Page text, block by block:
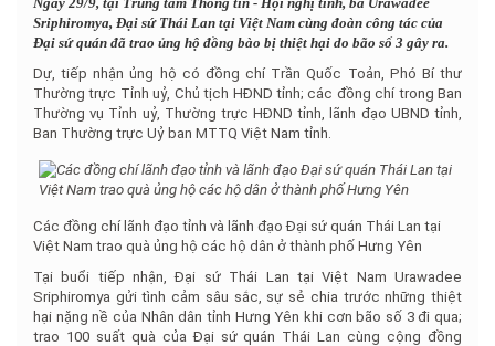
Sriphiromya, Đại sứ Thái Lan tại Việt Nam cùng đoàn công tác của
Đại sứ quán đã trao ủng hộ đồng bào bị thiệt hại do bão số 3 gây ra.
Dự, tiếp nhận ủng hộ có đồng chí Trần Quốc Toản, Phó Bí thư
Thường trực Tỉnh uỷ, Chủ tịch HĐND tỉnh; các đồng chí trong Ban
Thường vụ Tỉnh uỷ, Thường trực HĐND tỉnh, lãnh đạo UBND tỉnh,
Ban Thường trực Uỷ ban MTTQ Việt Nam tỉnh.
Các đồng chí lãnh đạo tỉnh và lãnh đạo Đại sứ quán Thái Lan tại
Việt Nam trao quà ủng hộ các hộ dân ở thành phố Hưng Yên
Tại buổi tiếp nhận, Đại sứ Thái Lan tại Việt Nam Urawadee
Sriphiromya gửi tình cảm sâu sắc, sự sẻ chia trước những thiệt
hại nặng nề của Nhân dân tỉnh Hưng Yên khi cơn bão số 3 đi qua;
trao 100 suất quà của Đại sứ quán Thái Lan cùng cộng đồng